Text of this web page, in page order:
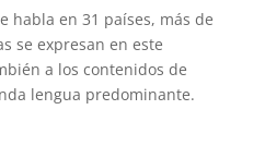
habla en 31 países, más de
se expresan en este
a los contenidos de
lengua predominante.